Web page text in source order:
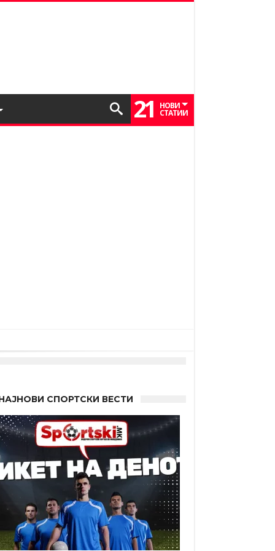
21 НОВИ
СТАТИИ
СПОРТСКИ ВЕСТИ